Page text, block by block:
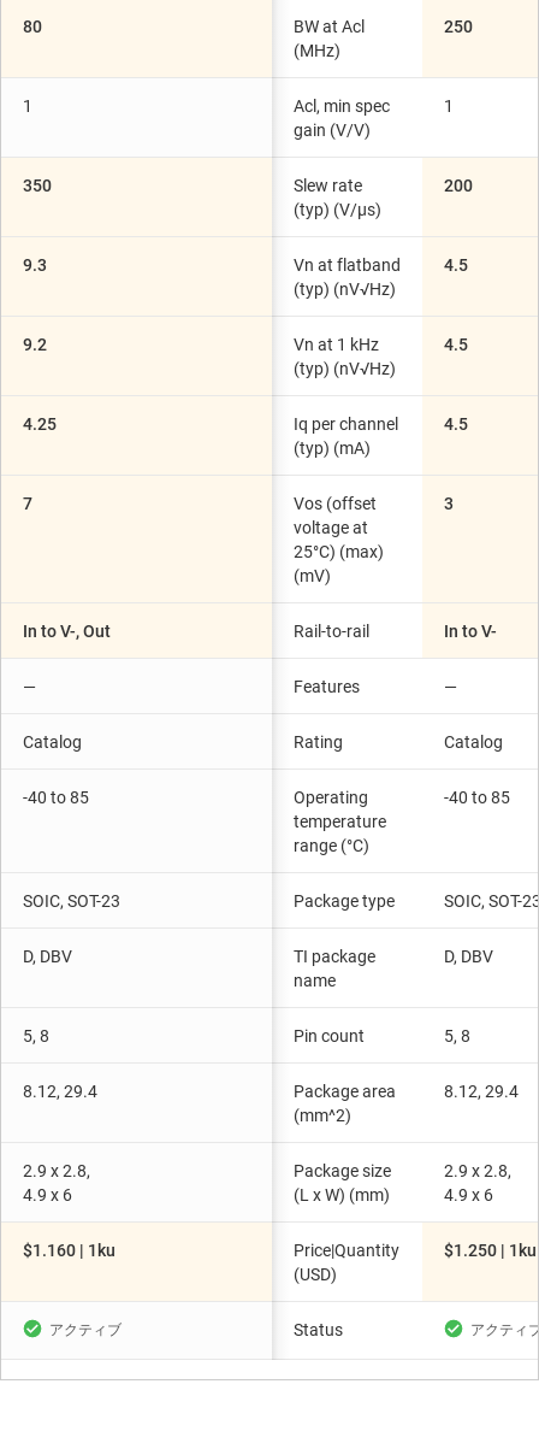
80
1
350
9.3
9.2
4.25
7
In to V-, Out
—
Catalog
-40 to 85
SOIC, SOT-23
D, DBV
5, 8
8.12, 29.4
2.9 x 2.8,
4.9 x 6
$1.160 | 1ku
BW at Acl
(MHz)
250
Acl, min spec
gain (V/V)
1
Slew rate
(typ) (V/µs)
200
Vn at flatband
(typ) (nV√Hz)
4.5
Vn at 1 kHz
(typ) (nV√Hz)
4.5
Iq per channel
(typ) (mA)
4.5
Vos (offset
voltage at
25°C) (max)
(mV)
3
Rail-to-rail In to V-
Features —
Rating Catalog
Operating
temperature
range (°C)
-40 to 85
Package type SOIC, SOT-
TI package
name
D, DBV
Pin count 5, 8
Package area
(mm^2)
8.12, 29.4
Package size
(L x W) (mm)
2.9 x 2.8,
4.9 x 6
Price|Quantity
(USD)
$1.250 | 1ku
Status